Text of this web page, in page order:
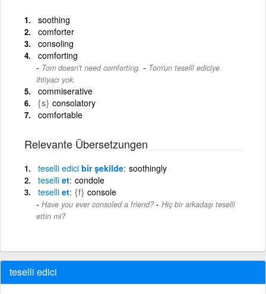
soothing
comforter
consoling
comforting
Tom doesn't need comforting. - Tom'un teselli ediciye
ihtiyacı yok.
commiserative
{s} consolatory
comfortable
Relevante Übersetzungen
teselli edici bir şekilde soothingly
teselli et condole
teselli et {f} console
Have you ever consoled a friend? - Hiç bir arkadaşı teselli
ettin mi?
teselli edici